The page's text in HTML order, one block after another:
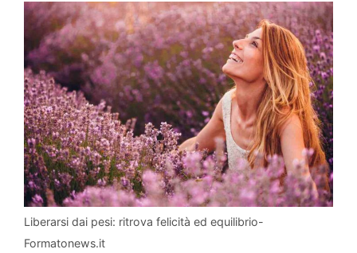
Liberarsi dai pesi: ritrova felicità ed equilibrio-
Formatonews.it